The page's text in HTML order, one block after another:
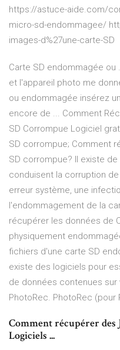
https://astuce-aide.com/
micro-sd-endommagee/
images-d%27une-carte-SD
Carte SD endommagée
et l'appareil photo me
ou endommagée insérez
encore de ... Comment
SD Corrompue Logiciel
SD corrompue; Comment
SD corrompue? Il existe
conduisent la corruption
erreur système, une
l'endommagement de la
récupérer les données de
physiquement
fichiers d'une carte SD
existe des logiciels pour
de données contenues
PhotoRec. PhotoRec
Comment récupérer des
Logiciels ...